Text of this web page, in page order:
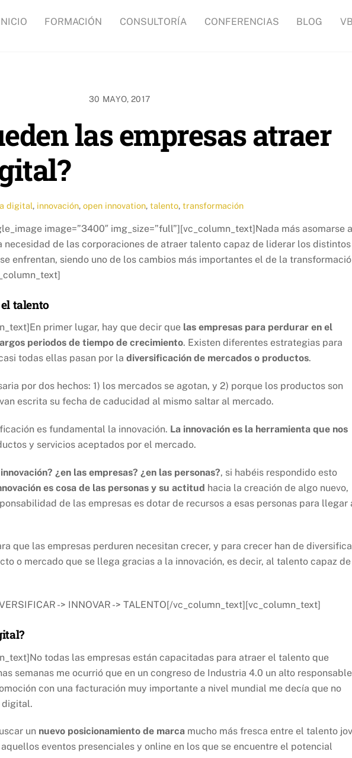
FORMACIÓN CONSULTORÍA CONFERENCIAS BLOG
30 MAYO, 2017
las empresas atraer
digital, innovación,open innovation,talento,transformación
image=”3400″ img_size=”full”][vc_column_text]Nada más asomarse
necesidad de las corporaciones de atraer talento capaz de liderar los distintos
enfrentan, siendo uno de los cambios más importantes el de la
talento
primer lugar, hay que decir que las empresas para perdurar en el
periodos de tiempo de crecimiento. Existen diferentes estrategias para
todas ellas pasan por la diversificación de mercados o productos.
por dos hechos: 1) los mercados se agotan, y 2) porque los productos son
escrita su fecha de caducidad al mismo saltar al mercado.
es fundamental la innovación. La innovación es la herramienta que nos
y servicios aceptados por el mercado.
¿en las empresas? ¿en las personas?, si habéis respondido esto
es cosa de las personas y su actitud hacia la creación de algo nuevo,
de las empresas es dotar de recursos a esas personas para llegar
que las empresas perduren necesitan crecer, y para crecer han de
o mercado que se llega gracias a la innovación, es decir, al talento capaz de
-> INNOVAR -> TALENTO[/vc_column_text][vc_column_text]
todas las empresas están capacitadas para atraer el talento que
semanas me ocurrió que en un congreso de Industria 4.0 un alto responsable
con una facturación muy importante a nivel mundial me decía que no
digital.
un nuevo posicionamiento de marca mucho más fresca entre el talento
eventos presenciales y online en los que se encuentre el potencial